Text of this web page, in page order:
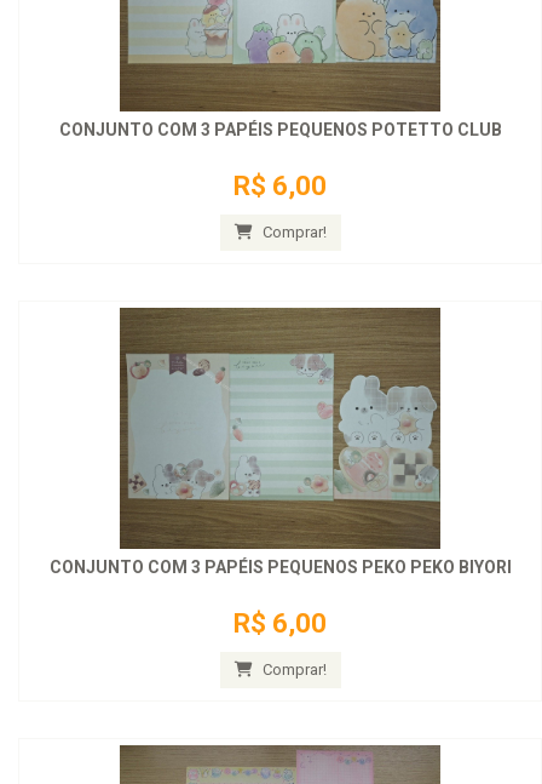
CONJUNTO COM 3 PAPÉIS PEQUENOS POTETTO CLUB
R$ 6,00
Comprar!
CONJUNTO COM 3 PAPÉIS PEQUENOS PEKO PEKO BIYORI
R$ 6,00
Comprar!